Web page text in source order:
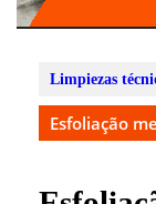
Limpiezas
Esfoliação